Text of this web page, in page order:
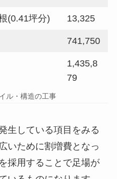
(0.41坪分) 13,325
741,750
1,435,8
79
ル・構造の工事
生している項目をみる
いために割増費となっ
採用することで足場が